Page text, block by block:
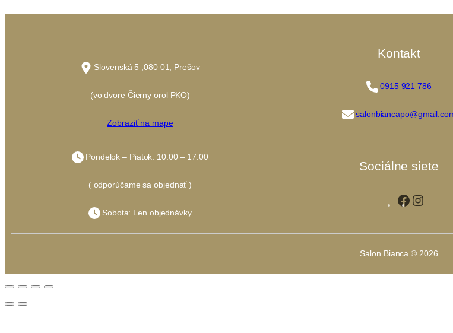
Slovenská 5 ,080 01, Prešov
(vo dvore Čierny orol PKO)
Zobraziť na mape
Pondelok – Piatok: 10:00 – 17:00
( odporúčame sa objednať )
Sobota: Len objednávky
Kontakt
0915 921 786
Sociálne siete
Facebook
Salon Bianca © 2026